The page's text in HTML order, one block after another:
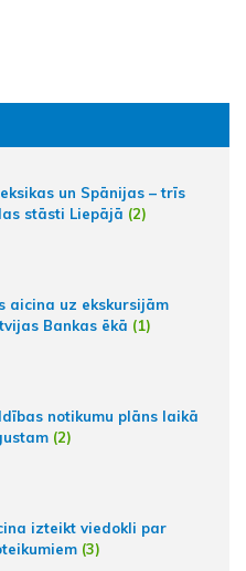
un Spānijas – trīs
stāsti Liepājā (2)
aicina uz ekskursijām
Bankas ēkā (1)
notikumu plāns laikā
(2)
izteikt viedokli par
(3)